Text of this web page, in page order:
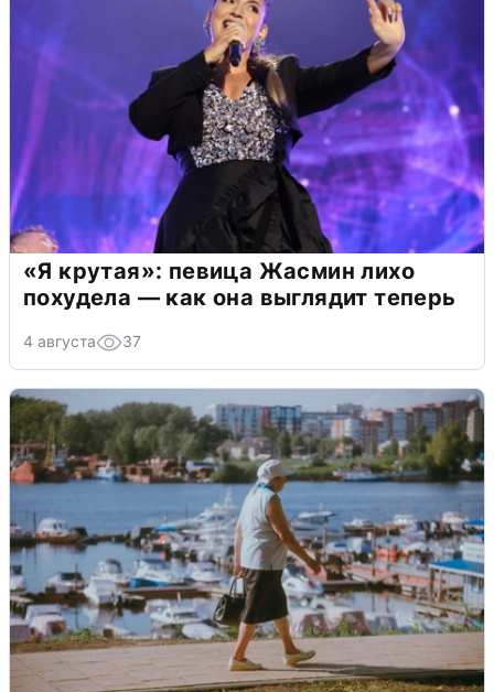
«Я крутая»: певица Жасмин лихо
похудела — как она выглядит теперь
4 августа 37